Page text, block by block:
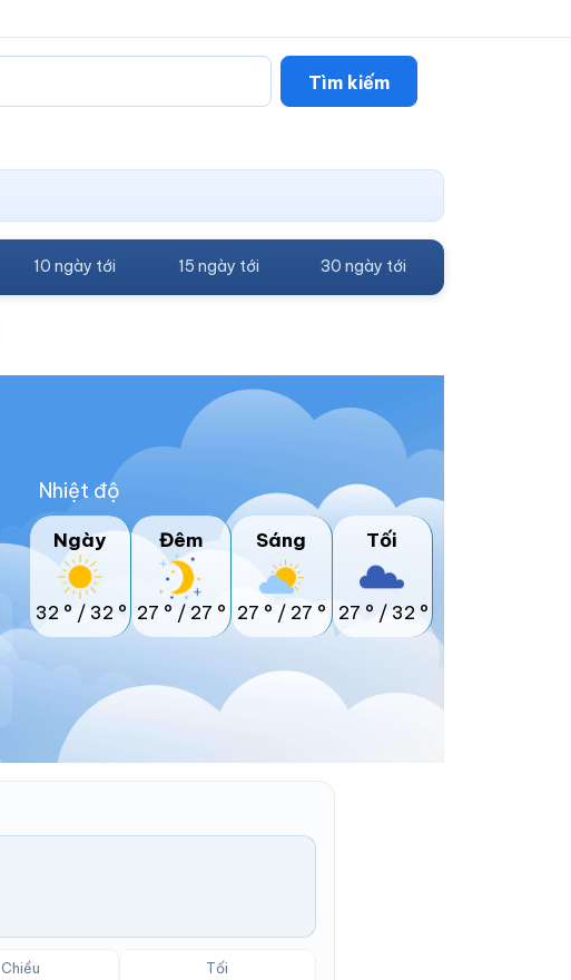
Tìm kiếm
10 ngày tới 15 ngày tới 30 ngày tới
Nhiệt độ
Ngày
32 ° / 32 °
Đêm
27 ° / 27 °
Sáng
27 ° / 27 °
Tối
27 ° / 32 °
Chiều Tối